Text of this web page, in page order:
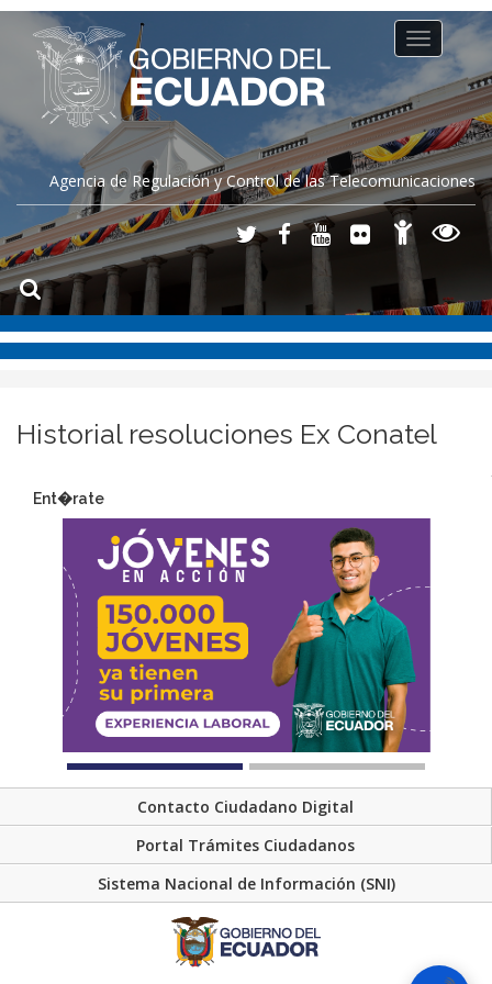
Agencia de Regulación y Control de las Telecomunicaciones
Toggle
navigation
Historial resoluciones Ex Conatel
Ent�rate
Contacto Ciudadano Digital
Portal Trámites Ciudadanos
Sistema Nacional de Información (SNI)